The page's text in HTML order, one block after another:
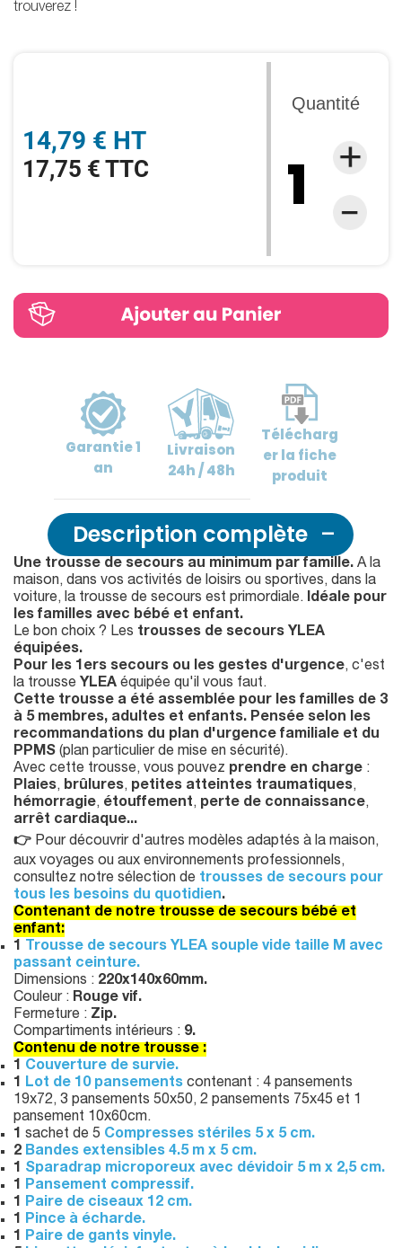
14,79 € HT
17,75 € TTC
Quantité
trouverez !
Garantie1
an
Livraison
24h / 48h
Télécharg
erla fiche
produit
Description complète
Une trousse de secours au minimum par famille. A la
maison, dans vos activités de loisirs ou sportives, dans la
voiture, la trousse de secours est primordiale. Idéale pour
les familles avec bébé et enfant.
Le bon choix ? Les trousses de secours YLEA
équipées.
Pour les 1ers secours ou les gestes d'urgence, c'est
la trousse YLEA équipée qu'il vous faut.
Cette trousse a été assemblée pour les familles de 3
à 5 membres, adultes et enfants. Pensée selon les
recommandations du plan d'urgence familiale et du
PPMS (plan particulier de mise en sécurité).
Avec cette trousse, vous pouvez prendre en charge :
Plaies, brûlures, petites atteintes traumatiques,
hémorragie, étouffement, perte de connaissance,
arrêt cardiaque...
👉 Pour découvrir d'autres modèles adaptés à la maison,
aux voyages ou aux environnements professionnels,
consultez notre sélection de trousses de secours pour
tous les besoins du quotidien.
Contenant de notre trousse de secours bébé et
enfant:
1
Trousse de secours YLEA souple vide taille M avec
passant ceinture.
Dimensions : 220x140x60mm.
Couleur : Rouge vif.
Fermeture : Zip.
Compartiments intérieurs : 9.
Contenu de notre trousse :
1 Couverture de survie.
1 Lot de 10 pansements contenant : 4 pansements
19x72, 3 pansements 50x50, 2 pansements 75x45 et 1
pansement 10x60cm.
1 sachet de 5 Compresses stériles 5 x 5 cm.
2 Bandes extensibles 4.5 m x 5 cm.
1 Sparadrap microporeux avec dévidoir 5 m x 2,5 cm.
1 Pansement compressif.
1 Paire de ciseaux 12 cm.
1 Pince à écharde.
1 Paire de gants vinyle.